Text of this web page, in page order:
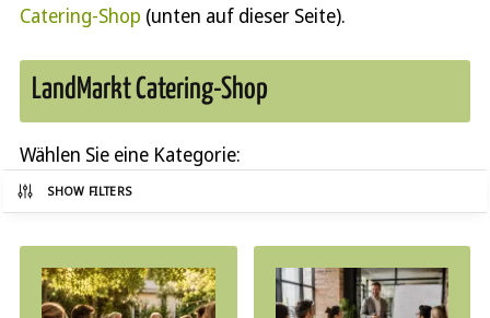
Catering-Shop (unten auf dieser Seite).
LandMarkt Catering-Shop
Wählen Sie eine Kategorie:
SHOW FILTERS